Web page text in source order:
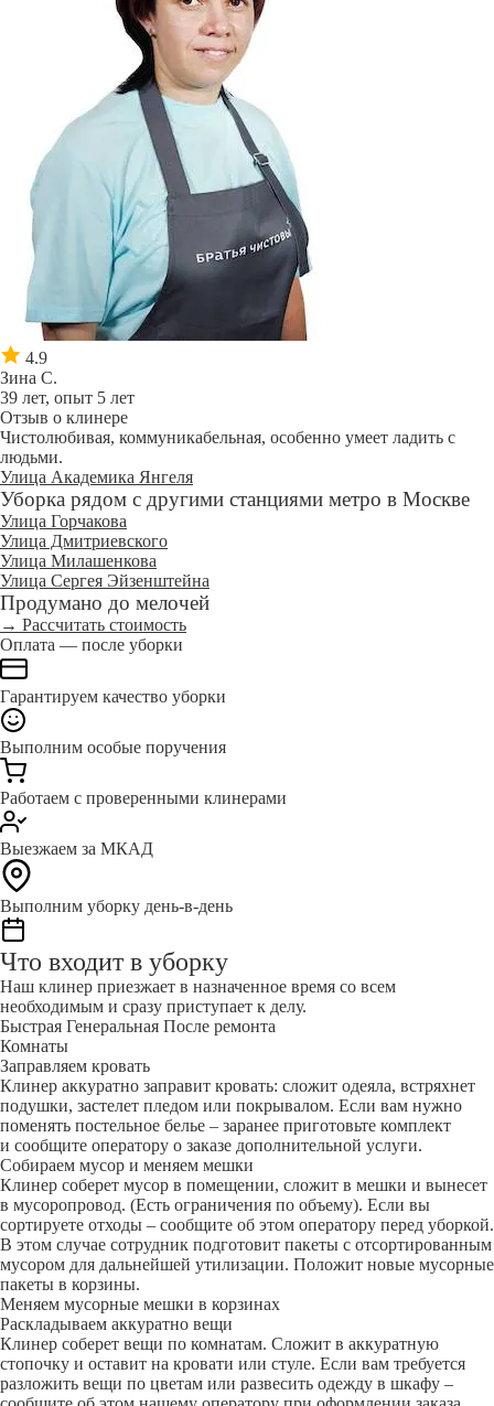
4.9
Зина С.
39 лет, опыт 5 лет
Отзыв о клинере
Чистолюбивая, коммуникабельная, особенно умеет ладить с
людьми.
Улица Академика Янгеля
Уборка рядом с другими станциями метро в Москве
Улица Горчакова
Улица Дмитриевского
Улица Милашенкова
Улица Сергея Эйзенштейна
Продумано до мелочей
→ Рассчитать стоимость
Оплата — после уборки
Гарантируем качество уборки
Выполним особые поручения
Работаем с проверенными клинерами
Выезжаем за МКАД
Выполним уборку день-в-день
Что входит в уборку
Наш клинер приезжает в назначенное время со всем
необходимым и сразу приступает к делу.
Быстрая Генеральная После ремонта
Комнаты
Заправляем кровать
Клинер аккуратно заправит кровать: сложит одеяла, встряхнет
подушки, застелет пледом или покрывалом. Если вам нужно
поменять постельное белье – заранее приготовьте комплект
и сообщите оператору о заказе дополнительной услуги.
Собираем мусор и меняем мешки
Клинер соберет мусор в помещении, сложит в мешки и вынесет
в мусоропровод. (Есть ограничения по объему). Если вы
сортируете отходы – сообщите об этом оператору перед уборкой.
В этом случае сотрудник подготовит пакеты с отсортированным
мусором для дальнейшей утилизации. Положит новые мусорные
пакеты в корзины.
Меняем мусорные мешки в корзинах
Раскладываем аккуратно вещи
Клинер соберет вещи по комнатам. Сложит в аккуратную
стопочку и оставит на кровати или стуле. Если вам требуется
разложить вещи по цветам или развесить одежду в шкафу –